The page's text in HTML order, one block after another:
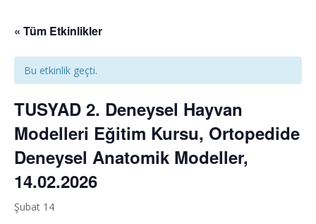
« Tüm Etkinlikler
Bu etkinlik geçti.
TUSYAD 2. Deneysel Hayvan
Modelleri Eğitim Kursu, Ortopedide
Deneysel Anatomik Modeller,
14.02.2026
Şubat 14